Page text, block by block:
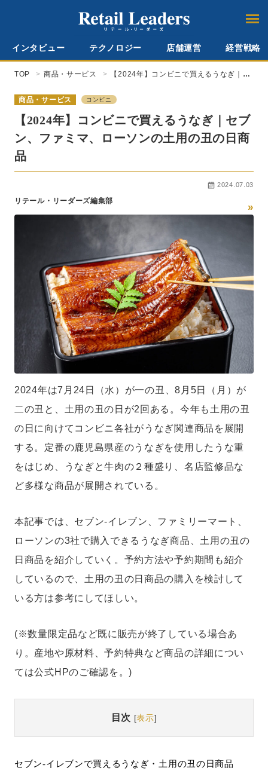
インタビュー テクノロジー 店舗運営 経営戦略
TOP 商品・サービス
【2024年】コンビニで買えるうなぎ｜セ
日商品
商品・サービス コンビニ
【2024年】コンビニで買えるうなぎ｜セブ
ン、ファミマ、ローソンの土用の丑の日商
品
2024.07.03
リテール・リーダーズ編集部
»
2024年は7月24日（水）が一の丑、8月5日（月）が
二の丑と、土用の丑の日が2回ある。今年も土用の丑
の日に向けてコンビニ各社がうなぎ関連商品を展開
する。定番の鹿児島県産のうなぎを使用したうな重
をはじめ、うなぎと牛肉の２種盛り、名店監修品な
ど多様な商品が展開されている。
本記事では、セブン-イレブン、ファミリーマート、
ローソンの3社で購入できるうなぎ商品、土用の丑の
日商品を紹介していく。予約方法や予約期間も紹介
しているので、土用の丑の日商品の購入を検討して
いる方は参考にしてほしい。
(※数量限定品など既に販売が終了している場合あ
り。産地や原材料、予約特典など商品の詳細につい
ては公式HPのご確認を。)
目次 [表示]
セブン-イレブンで買えるうなぎ・土用の丑の日商品